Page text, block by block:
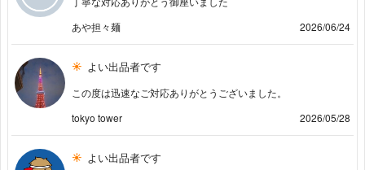
あや担々麺
2026/06/24
よい出品者です
この度は迅速なご対応ありがとうございました。
tokyo tower
2026/05/28
よい出品者です